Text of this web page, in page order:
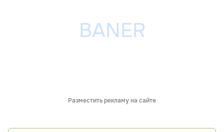
Разместить рекламу на сайте